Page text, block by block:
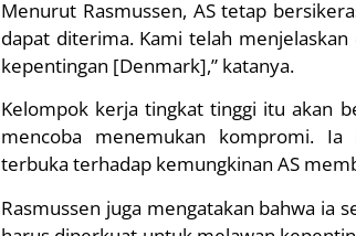
Menurut Rasmussen, AS tetap
dapat diterima. Kami telah
kepentingan [Denmark],” katanya.
Kelompok kerja tingkat tinggi itu akan
mencoba menemukan kompromi. Ia
terbuka terhadap kemungkinan AS
Rasmussen juga mengatakan bahwa ia